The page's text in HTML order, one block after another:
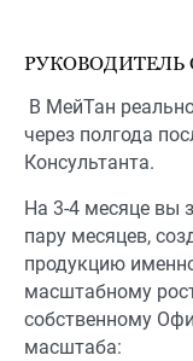
В МейТан
через полгода
Консультанта.
На 3-4 месяце вы
пару месяцев,
продукцию
масштабному
собственному
масштаба: